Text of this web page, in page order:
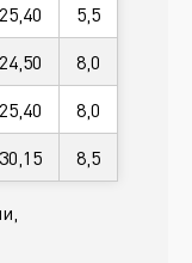
25,40
5,5
24,50
8,0
25,40
8,0
30,15 8,5